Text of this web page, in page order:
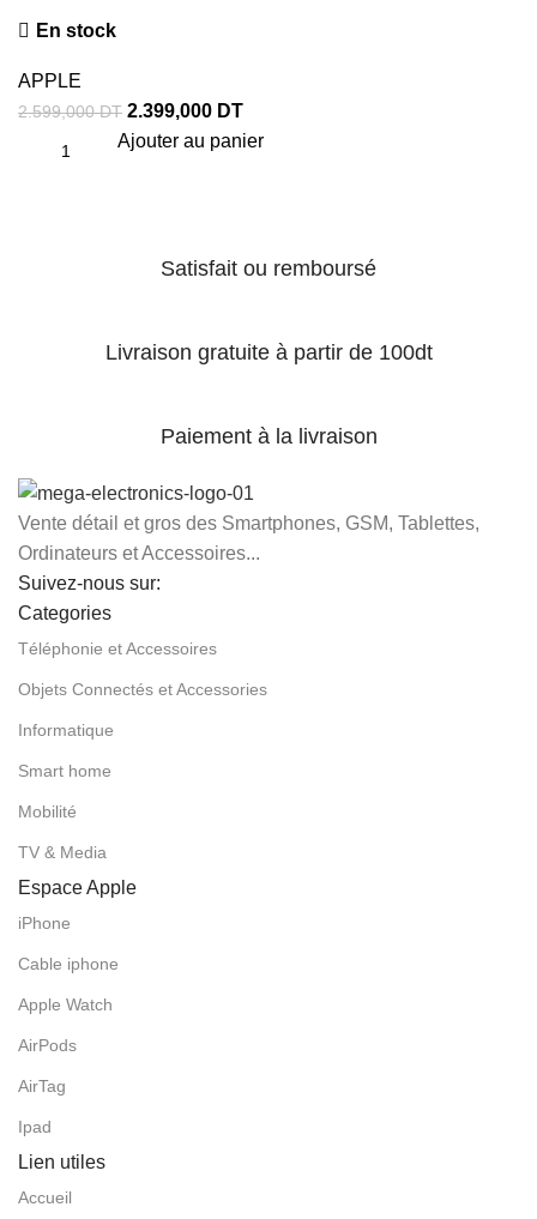
En stock
APPLE
2.599,000DT 2.399,000 DT
Ajouter au panier
Satisfait ou remboursé
Livraison gratuite à partir de 100dt
Paiement à la livraison
Vente détail et gros des Smartphones, GSM, Tablettes,
Ordinateurs et Accessoires...
Suivez-nous sur:
Categories
Téléphonie et Accessoires
Objets Connectés et Accessories
Informatique
Smart home
Mobilité
TV & Media
Espace Apple
iPhone
Cable iphone
Apple Watch
AirPods
AirTag
Ipad
Lien utiles
Accueil